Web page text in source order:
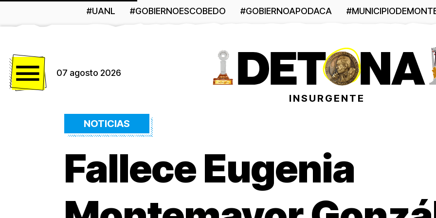
#UANL #GOBIERNOESCOBEDO #GOBIERNOAPODACA
07 agosto 2026
INSURGENTE
NOTICIAS
Fallece Eugenia